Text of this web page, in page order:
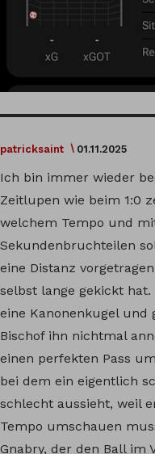
patricksaint 01.11.2025
Ich bin immer wieder
Zeitlupen wie beim 1:0
welchem Tempo und
Sekundenbruchteilen
eine Distanz
selbst lange gekickt
eine Kanonenkugel und
Bischof ihn nichtmal
einen perfekten Pass
bei dem ein eigentlich
schlecht aussieht, weil
Tempo umschauen
Gnabry, der den Ball im